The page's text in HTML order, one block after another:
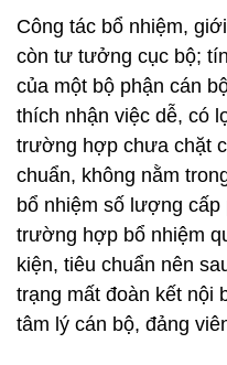
Công tác bổ nhiệm,
còn tư tưởng cục bộ;
của một bộ phận cán
thích nhận việc dễ, có
trường hợp chưa chặt
chuẩn, không nằm
bổ nhiệm số lượng
trường hợp bổ nhiệm
kiện, tiêu chuẩn nên
trạng mất đoàn kết nội
tâm lý cán bộ, đảng